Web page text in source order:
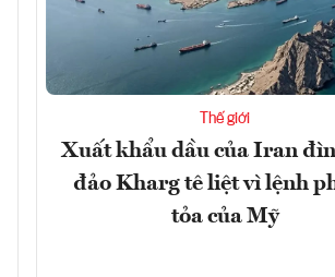
Thế giới
Xuất khẩu dầu của Iran
đảo Kharg tê liệt vì lệnh
tỏa của Mỹ